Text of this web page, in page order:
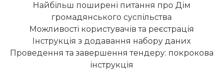
Найбільш поширені питання про Дім
громадянського суспільства
Можливості користувачів та реєстрація
Інструкція з додавання набору даних
Проведення та завершення тендеру: покрокова
інструкція